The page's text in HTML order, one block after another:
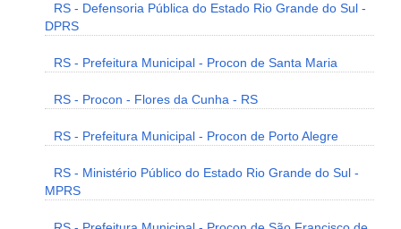
RS - Defensoria Pública do Estado Rio Grande do Sul -
DPRS
RS - Prefeitura Municipal - Procon de Santa Maria
RS - Procon - Flores da Cunha - RS
RS - Prefeitura Municipal - Procon de Porto Alegre
RS - Ministério Público do Estado Rio Grande do Sul -
MPRS